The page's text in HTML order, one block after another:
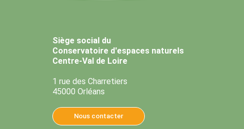
Siège social du
Conservatoire d'espaces naturels
Centre-Val de Loire
1 rue des Charretiers
45000 Orléans
Nous contacter